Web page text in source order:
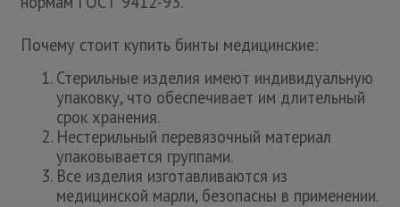
Почему стоит купить бинты медицинские:
Стерильные изделия имеют индивидуальную
упаковку, что обеспечивает им длительный
срок хранения.
Нестерильный перевязочный материал
упаковывается группами.
Все изделия изготавливаются из
медицинской марли, безопасны в применении.